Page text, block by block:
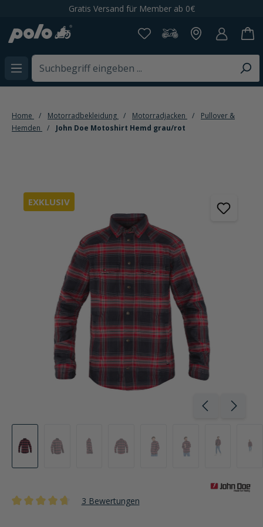
Gratis Versand für Member ab 0€
Home Motorradbekleidung Motorradjacken
Pullover &
Hemden
John Doe Motoshirt Hemd grau/rot
EXKLUSIV
3 Bewertungen